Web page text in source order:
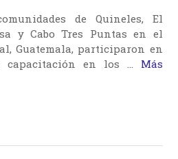
de Quineles, El
y Cabo Tres Puntas en el
Guatemala, participaron en
capacitación en los … Más